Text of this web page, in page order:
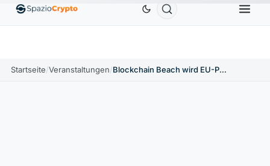
EthereumETH1.880,58 $ Tether USDT0,9991 $ BNBBNB
Startseite/Veranstaltungen/ Blockchain Beach wird EU-Projekt: Erasmus+ finanziert EU #BB